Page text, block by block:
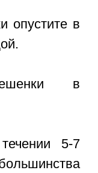
опустите в
5-7